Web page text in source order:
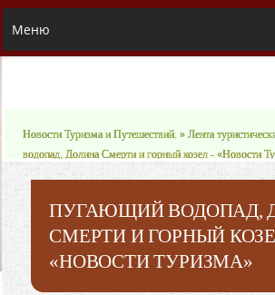
Меню
Новости Туризма и Путешествий. »Лента
водопад, Долина Смерти и горный козел - «Новости
ПУГАЮЩИЙ ВОДОПАД,
СМЕРТИ И ГОРНЫЙ
«НОВОСТИ ТУРИЗМА»